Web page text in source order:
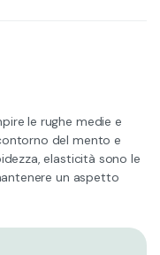
le rughe medie e
del mento e
elasticità sono le
un aspetto